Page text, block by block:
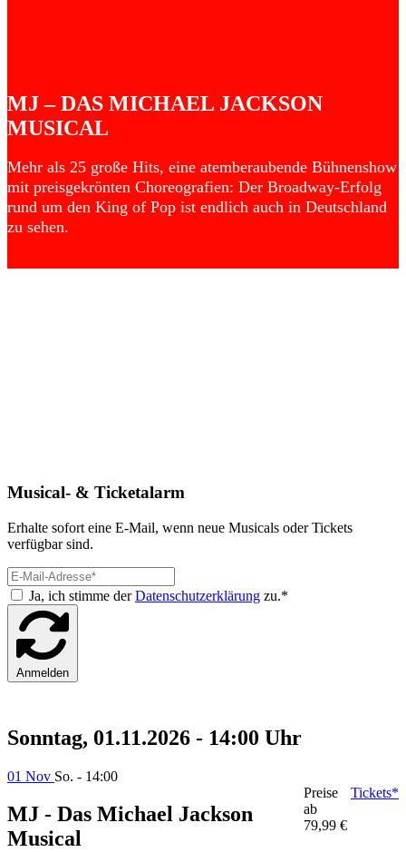
MJ – DAS MICHAEL JACKSON
MUSICAL
Mehr als 25 große Hits, eine atemberaubende Bühnenshow
mit preisgekrönten Choreografien: Der Broadway-Erfolg
rund um den King of Pop ist endlich auch in Deutschland
zu sehen.
Musical- & Ticketalarm
Erhalte sofort eine E-Mail, wenn neue Musicals oder Tickets
verfügbar sind.
Ja, ich stimme derDatenschutzerklärung zu.*
Anmelden
Sonntag, 01.11.2026 - 14:00 Uhr
01 Nov So. - 14:00
MJ - Das Michael Jackson
Musical
Preise
ab
79,99 €
Tickets*